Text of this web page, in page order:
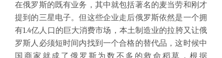
在俄罗斯的既有业务，其中就包括著名的麦当劳和刚才
提到的三星电子。但这些企业走后俄罗斯依然是一个拥
有1.4亿人口的巨大消费市场，本土制造业的拉胯又让俄
罗斯人必须短时间内找到一个合格的替代品，这时候中
国商家就成了俄罗斯为数不多的救命稻草，根据